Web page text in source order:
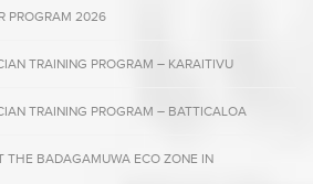
PROGRAM 2026
TRAINING PROGRAM – KARAITIVU
TRAINING PROGRAM – BATTICALOA
THE BADAGAMUWA ECO ZONE IN